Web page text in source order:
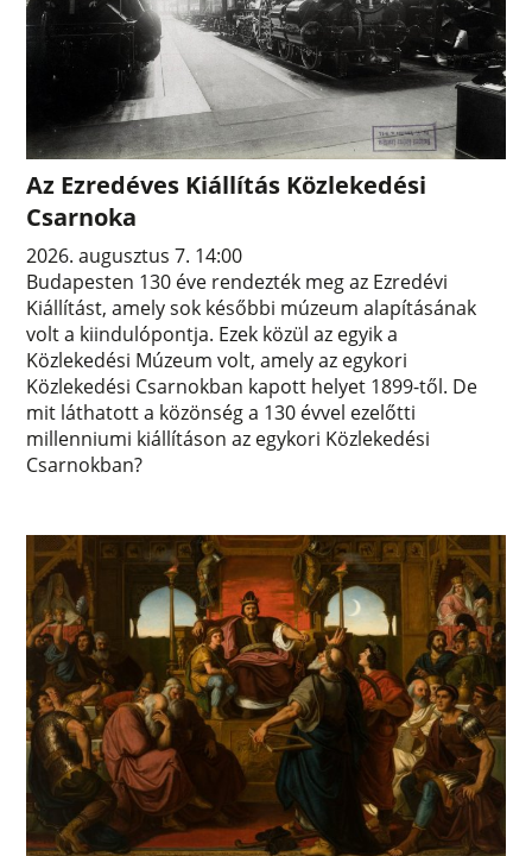
Az Ezredéves Kiállítás Közlekedési
Csarnoka
2026. augusztus 7. 14:00
Budapesten 130 éve rendezték meg az Ezredévi
Kiállítást, amely sok későbbi múzeum alapításának
volt a kiindulópontja. Ezek közül az egyik a
Közlekedési Múzeum volt, amely az egykori
Közlekedési Csarnokban kapott helyet 1899-től. De
mit láthatott a közönség a 130 évvel ezelőtti
millenniumi kiállításon az egykori Közlekedési
Csarnokban?